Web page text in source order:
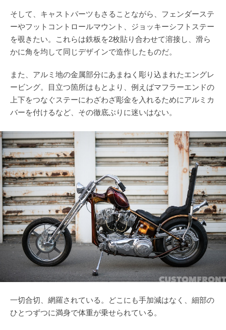
そして、キャストパーツもさることながら、フェンダーステ
ーやフットコントロールマウント、ジョッキーシフトステー
を覗きたい。これらは鉄板を2枚貼り合わせて溶接し、滑ら
かに角を均して同じデザインで造作したものだ。
また、アルミ地の金属部分にあまねく彫り込まれたエングレ
ービング。目立つ箇所はもとより、例えばマフラーエンドの
上下をつなぐステーにわざわざ彫金を入れるためにアルミカ
バーを付けるなど、その徹底ぶりに迷いはない。
一切合切、網羅されている。どこにも手加減はなく、細部の
ひとつずつに満身で体重が乗せられている。